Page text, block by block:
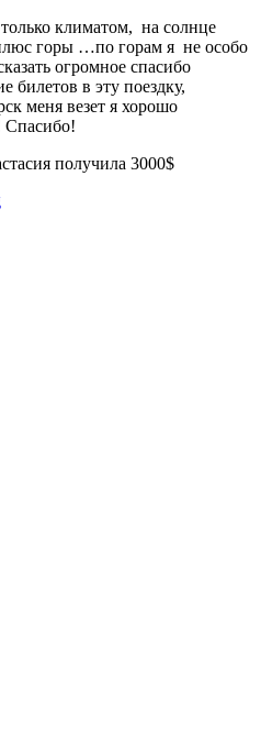
только климатом, на солнце
горы …по горам я не особо
огромное спасибо
билетов в эту поездку,
меня везет я хорошо
получила 3000$